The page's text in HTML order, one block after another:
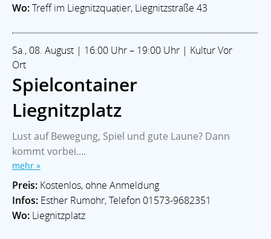
Wo:Treff im Liegnitzquatier, Liegnitzstraße 43
Sa., 08. August | 16:00 Uhr – 19:00 Uhr | Kultur Vor
Ort
Spielcontainer
Liegnitzplatz
Lust auf Bewegung, Spiel und gute Laune? Dann
kommt vorbei....
mehr »
Preis: Kostenlos, ohne Anmeldung
Infos: Esther Rumohr, Telefon 01573-9682351
Wo: Liegnitzplatz